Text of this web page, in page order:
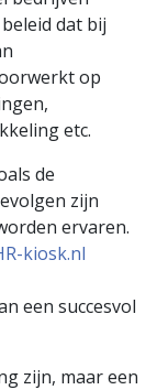
dat bij
op
etc.
de
zijn
ervaren.
kiosk.nl
een succesvol
zijn, maar een